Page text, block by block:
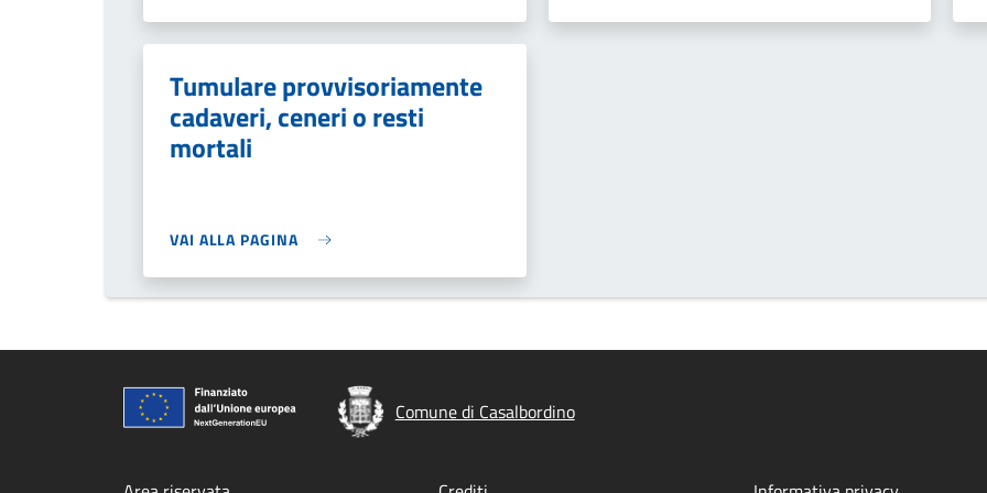
Tumulare provvisoriamente
cadaveri, ceneri o resti
mortali
VAI ALLA PAGINA
Comune di Casalbordino